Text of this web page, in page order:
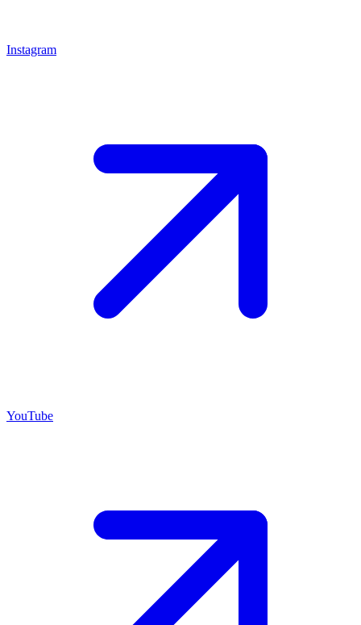
Instagram
YouTube